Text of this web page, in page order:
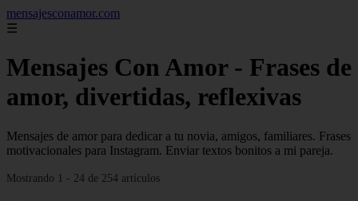
mensajesconamor.com
☰
Mensajes Con Amor - Frases de
amor, divertidas, reflexivas
Mensajes de amor para dedicar a tu novia, amigos, familiares. Frases
motivacionales para Instagram. Enviar textos bonitos a mi pareja.
Mostrando 1 - 24 de 254 artículos